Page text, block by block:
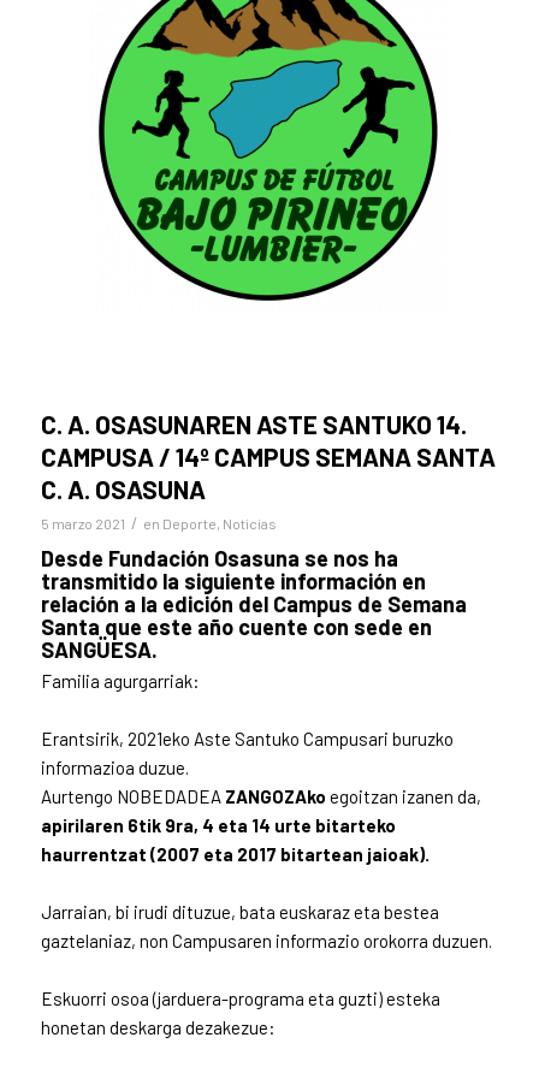
C. A. OSASUNAREN ASTE SANTUKO 14.
CAMPUSA / 14º CAMPUS SEMANA SANTA
C. A. OSASUNA
5 marzo 2021 / en Deporte Noticias
Desde Fundación Osasuna se nos ha
transmitido la siguiente información en
relación a la edición del Campus de Semana
Santa que este año cuente con sede en
SANGÜESA.
Familia agurgarriak:
Erantsirik, 2021eko Aste Santuko Campusari buruzko
informazioa duzue.
Aurtengo NOBEDADEA ZANGOZAko egoitzan izanen da,
apirilaren 6tik 9ra, 4 eta 14 urte bitarteko
haurrentzat (2007 eta 2017 bitartean jaioak).
Jarraian, bi irudi dituzue, bata euskaraz eta bestea
gaztelaniaz, non Campusaren informazio orokorra duzuen.
Eskuorri osoa (jarduera-programa eta guzti) esteka
honetan deskarga dezakezue: